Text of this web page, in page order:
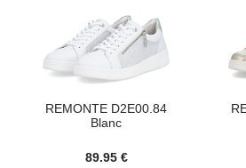
REMONTE D2E00.84
Blanc
89.95 €